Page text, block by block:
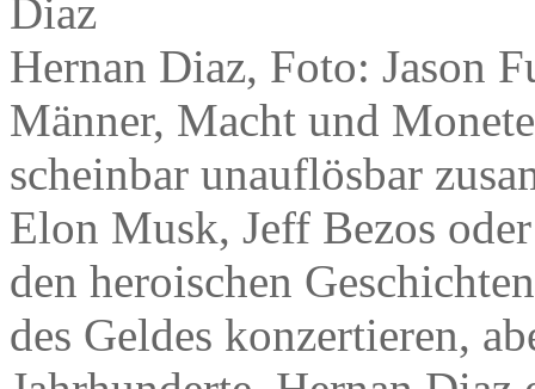
Hernan Diaz, Foto: Jason
Männer, Macht und
scheinbar unauflösbar
Elon Musk, Jeff Bezos
den heroischen
des Geldes konzertieren,